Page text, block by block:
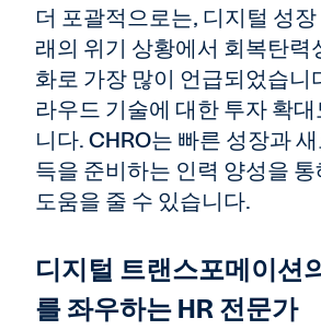
더 포괄적으로는, 디지털 성
래의 위기 상황에서 회복탄력
화로 가장 많이 언급되었습니
라우드 기술에 대한 투자 확
니다. CHRO는 빠른 성장과
득을 준비하는 인력 양성을 통
도움을 줄 수 있습니다.
디지털 트랜스포메이션
를 좌우하는 HR 전문가